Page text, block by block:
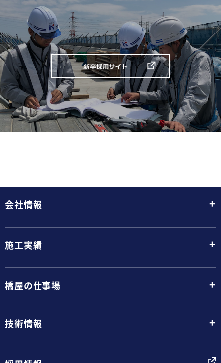
会社情報 +
施工実績 +
橋屋の仕事場 +
技術情報 +